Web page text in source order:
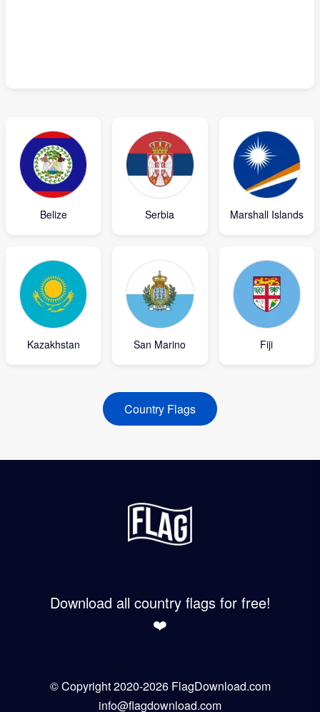
Belize Serbia Marshall Islands
Kazakhstan San Marino Fiji
Country Flags
Download all country flags for free!
❤️
© Copyright 2020-2026 FlagDownload.com
info@flagdownload.com